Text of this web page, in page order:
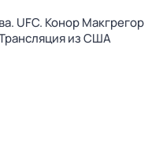
UFC. Конор Макгрегор
из США